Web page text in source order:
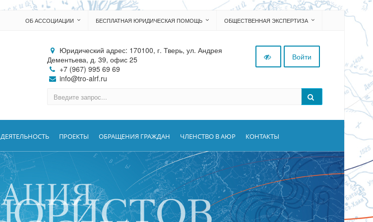
ОБ АССОЦИАЦИИ БЕСПЛАТНАЯ ЮРИДИЧЕСКАЯ ПОМОЩЬ ОБЩЕСТВЕННАЯ ЭКСПЕРТИЗА
Юридический адрес: 170100, г. Тверь, ул. Андрея
Дементьева, д. 39, офис 25
+7 (967) 995 69 69
info@tro-alrf.ru
Войти
ДЕЯТЕЛЬНОСТЬ ПРОЕКТЫ ОБРАЩЕНИЯ ГРАЖДАН ЧЛЕНСТВО В АЮР КОНТАКТЫ